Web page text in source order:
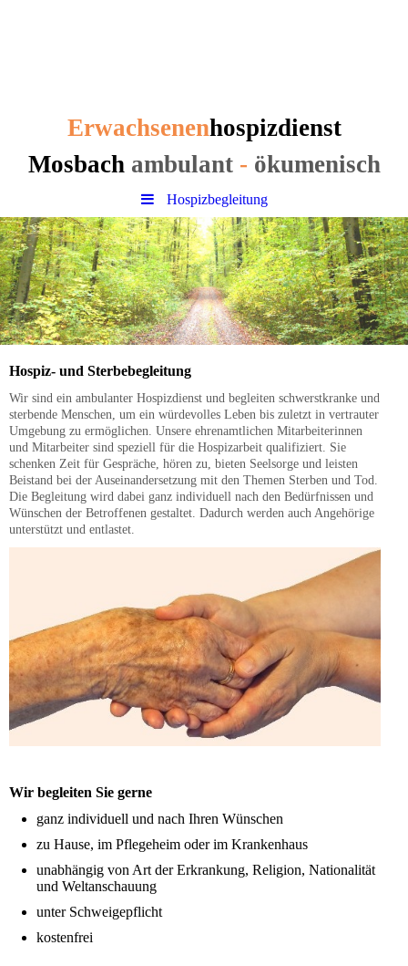
Erwachsenenhospizdienst
Mosbach ambulant - ökumenisch
Hospizbegleitung
Hospiz- und Sterbebegleitung
Wir sind ein ambulanter Hospizdienst und begleiten schwerstkranke und
sterbende Menschen, um ein würdevolles Leben bis zuletzt in vertrauter
Umgebung zu ermöglichen. Unsere ehrenamtlichen Mitarbeiterinnen
und Mitarbeiter sind speziell für die Hospizarbeit qualifiziert. Sie
schenken Zeit für Gespräche, hören zu, bieten Seelsorge und leisten
Beistand bei der Auseinandersetzung mit den Themen Sterben und Tod.
Die Begleitung wird dabei ganz individuell nach den Bedürfnissen und
Wünschen der Betroffenen gestaltet. Dadurch werden auch Angehörige
unterstützt und entlastet.
Wir begleiten Sie gerne
ganz individuell und nach Ihren Wünschen
zu Hause, im Pflegeheim oder im Krankenhaus
unabhängig von Art der Erkrankung, Religion, Nationalität
und Weltanschauung
unter Schweigepflicht
kostenfrei